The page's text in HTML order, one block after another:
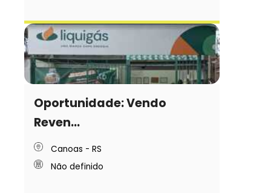
Oportunidade: Vendo
Reven...
Canoas - RS
Não definido